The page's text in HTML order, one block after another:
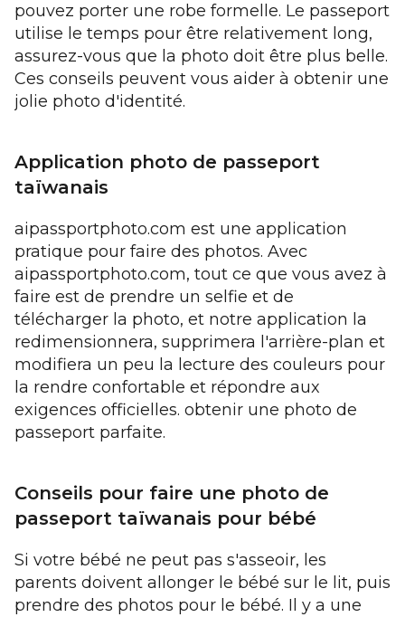
pouvez porter une robe formelle. Le passeport
utilise le temps pour être relativement long,
assurez-vous que la photo doit être plus belle.
Ces conseils peuvent vous aider à obtenir une
jolie photo d'identité.
Application photo de passeport
taïwanais
aipassportphoto.com est une application
pratique pour faire des photos. Avec
aipassportphoto.com, tout ce que vous avez à
faire est de prendre un selfie et de
télécharger la photo, et notre application la
redimensionnera, supprimera l'arrière-plan et
modifiera un peu la lecture des couleurs pour
la rendre confortable et répondre aux
exigences officielles. obtenir une photo de
passeport parfaite.
Conseils pour faire une photo de
passeport taïwanais pour bébé
Si votre bébé ne peut pas s'asseoir, les
parents doivent allonger le bébé sur le lit, puis
prendre des photos pour le bébé. Il y a une